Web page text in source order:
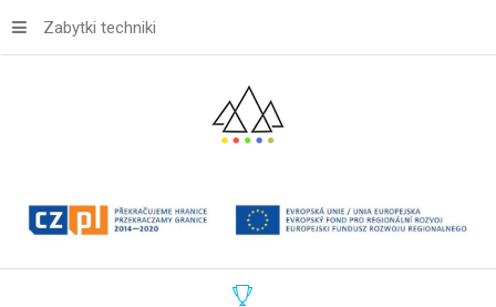
Zabytki techniki